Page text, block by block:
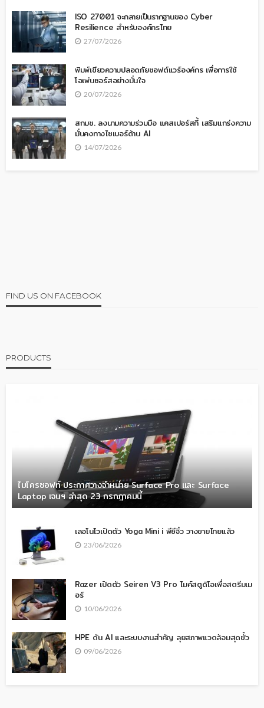
ISO 27001 จะกลายเป็นรากฐานของ Cyber
Resilience สำหรับองค์กรไทย
27/07/2026
พิมพ์เขียวความปลอดภัยซอฟต์แวร์องค์กร เพื่อการใช้
โอเพ่นซอร์สอย่างมั่นใจ
20/07/2026
สกมช. ลงนามความร่วมมือ แคสเปอร์สกี้ เสริมแกร่งความ
มั่นคงทางไซเบอร์ด้าน AI
14/07/2026
FIND US ON FACEBOOK
PRODUCTS
ไมโครซอฟท์ ประกาศวางจำหน่าย Surface Pro และ Surface
Laptop เจนฯ ล่าสุด 23 กรกฎาคมนี้
เลอโนโวเปิดตัว Yoga Mini i พีซีจิ๋ว วางขายไทยแล้ว
23/06/2026
Razer เปิดตัว Seiren V3 Pro ไมค์สตูดิโอเพื่อสตรีมเม
อร์
10/06/2026
HPE ดัน AI และระบบงานสำคัญ ลุยสภาพแวดล้อมสุดขั้ว
09/06/2026